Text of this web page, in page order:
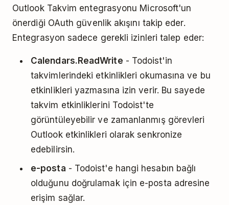
Outlook Takvim entegrasyonu Microsoft'un
önerdiği OAuth güvenlik akışını takip eder.
Entegrasyon sadece gerekli izinleri talep eder:
Calendars.ReadWrite - Todoist'in
takvimlerindeki etkinlikleri okumasına ve bu
etkinlikleri yazmasına izin verir. Bu sayede
takvim etkinliklerini Todoist'te
görüntüleyebilir ve zamanlanmış görevleri
Outlook etkinlikleri olarak senkronize
edebilirsin.
e-posta - Todoist'e hangi hesabın bağlı
olduğunu doğrulamak için e-posta adresine
erişim sağlar.